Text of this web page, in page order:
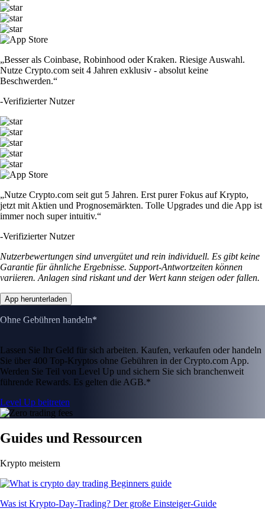
„Besser als Coinbase, Robinhood oder Kraken. Riesige Auswahl.
Nutze Crypto.com seit 4 Jahren exklusiv - absolut keine
Beschwerden.“
-Verifizierter Nutzer
„Nutze Crypto.com seit gut 5 Jahren. Erst purer Fokus auf Krypto,
jetzt mit Aktien und Prognosemärkten. Tolle Upgrades und die App ist
immer noch super intuitiv.“
-Verifizierter Nutzer
Nutzerbewertungen sind unvergütet und rein individuell. Es gibt keine
Garantie für ähnliche Ergebnisse. Support-Antwortzeiten können
variieren. Anlagen sind riskant und der Wert kann steigen oder fallen.
App herunterladen
Ohne Gebühren handeln*
Lassen Sie Ihr Geld für sich arbeiten. Kaufen, verkaufen oder handeln
Sie über 400 Top-Kryptos ohne Gebühren in der Crypto.com App.
Werden Sie Teil von Level Up und sichern Sie sich branchenweit
führende Rewards. Es gelten die AGB.*
Level Up beitreten
Guides und Ressourcen
Krypto meistern
Was ist Krypto-Day-Trading? Der große Einsteiger-Guide